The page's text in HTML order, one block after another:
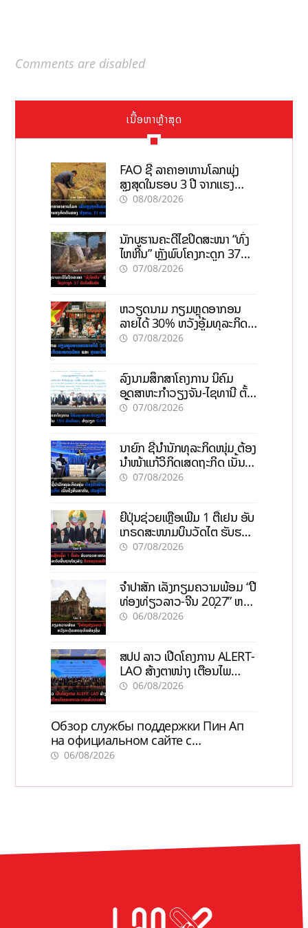
Comments are disabled
ເນື້ອຫາຫຼ້າສຸດ
FAO ຊີ້ ລາຄາອາຫານໂລກພຸ່ງ
ສູງສຸດໃນຮອບ 3 ປີ ຈາກແຮງ
ກົດດັນຂອງສົງຄາມ, El nino
08/08/2026
ນັກບູຮານຄະດີໄຂປິດສະໜາ “ທົ່ງ
ໄຫຫີນ” ຫຼັງພົບໂຄງກະດູກ 37
ຄົນໃນຫີນຍັກ
07/08/2026
ຫວຽດນາມ ກຽມຫຼຸດອາກອນ
ລາຍໄດ້ 30% ຫວັງອູ້ມທຸລະກິດ
ຂະໜາດນ້ອຍ ແລະ ຈຸນລະ
07/08/2026
ລົງນາມສຶກສາໂຄງການ ນິຄົມ
ອຸດສາຫະກຳວຽງຈັນ-ໄຊທານີ ຕັ້ງ
ເປົ້າດຶງທຶນ 150 ລ້ານໂດລາ, ສ້າງ
07/08/2026
ນາຍົກ ຊີ້ນຳນັກທຸລະກິດໜຸ່ມ ຕ້ອງ
ນຳໜ້າແກ້ວິກິດເສດຖະກິດ ເນັ້ນດຶງ
ທຶນສາກົນ, ຫັນສູ່ດິຈິຕອນ
07/08/2026
ຍີ່ປຸ່ນຊ່ວຍເຫຼືອເພີ່ມ 1 ຕື້ເຢນ ອັບ
ເກຣດສະໜາມບິນວັດໄຕ ຮັບຮອງ
ການເຕີບໂຕ
07/08/2026
ຈຳປາສັກ ເລັ່ງກຽມຄວາມພ້ອມ “ປີ
ທ່ອງທ່ຽວລາວ-ຈີນ 2027” ຫວັງ
ກະຕຸ້ນເສດຖະກິດທ້ອງຖິ່ນ
06/08/2026
ສປປ ລາວ ເປີດໂຄງການ ALERT-
LAO ສ້າງຕາໜ່າງ ເຕືອນໄພ
ພະຍາດລະບາດທົ່ວປະເທດ
06/08/2026
Обзор службы поддержки Пин Ап
на официальном сайте с
актуальной информацией
06/08/2026